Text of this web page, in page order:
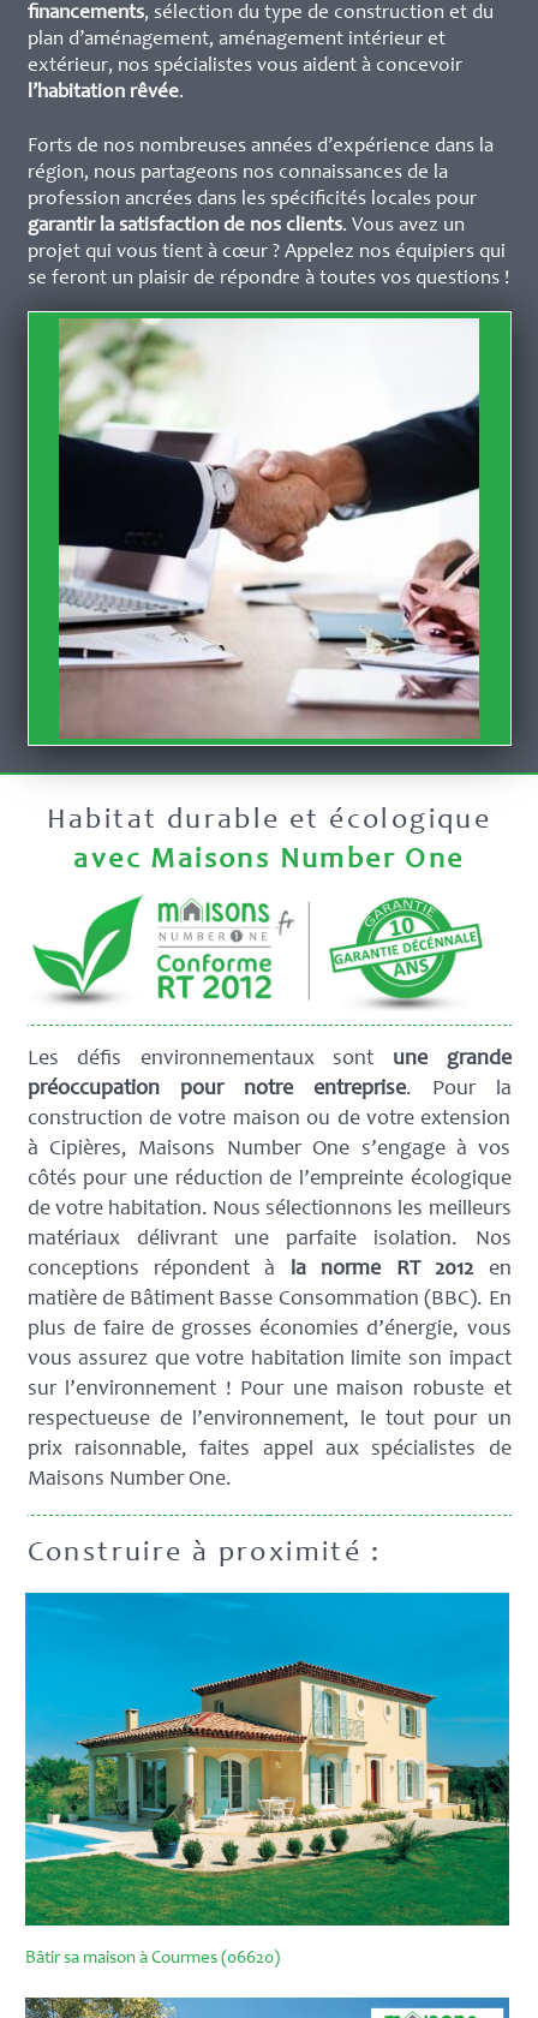
financements, sélection du type de construction et du
plan d’aménagement, aménagement intérieur et
extérieur, nos spécialistes vous aident à concevoir
l’habitation rêvée.
Forts de nos nombreuses années d’expérience dans la
région, nous partageons nos connaissances de la
profession ancrées dans les spécificités locales pour
garantir la satisfaction de nos clients. Vous avez un
projet qui vous tient à cœur ? Appelez nos équipiers qui
se feront un plaisir de répondre à toutes vos questions !
Habitat durable et écologique
avec Maisons Number One
Les défis environnementaux sont une grande
préoccupation pour notre entreprise. Pour la
construction de votre maison ou de votre extension
à Cipières, Maisons Number One s’engage à vos
côtés pour une réduction de l’empreinte écologique
de votre habitation. Nous sélectionnons les meilleurs
matériaux délivrant une parfaite isolation. Nos
conceptions répondent à la norme RT 2012en
matière de Bâtiment Basse Consommation (BBC). En
plus de faire de grosses économies d’énergie, vous
vous assurez que votre habitation limite son impact
sur l’environnement ! Pour une maison robuste et
respectueuse de l’environnement, le tout pour un
prix raisonnable, faites appel aux spécialistes de
Maisons Number One.
Construire à proximité :
Bâtir sa maison à Courmes (06620)